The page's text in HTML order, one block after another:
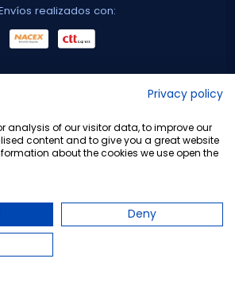
realizados con:
Privacy policy
analysis of our visitor data, to improve our
content and to give you a great website
about the cookies we use open the
Deny